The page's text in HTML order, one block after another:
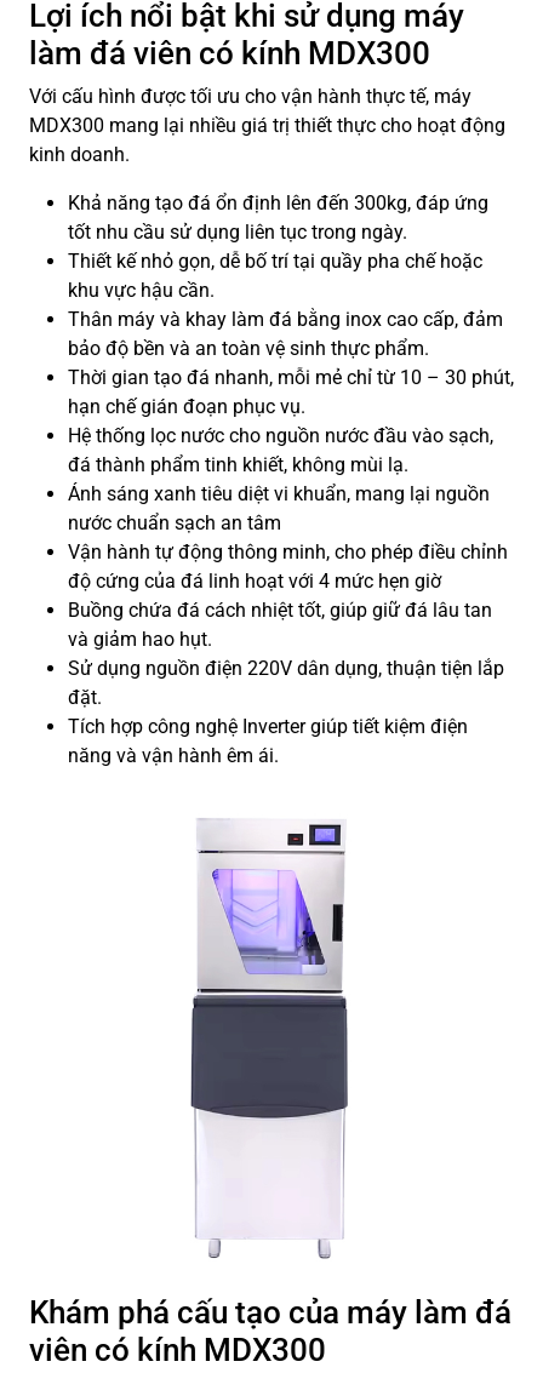
Lợi ích nổi bật khi sử dụng máy
làm đá viên có kính MDX300
Với cấu hình được tối ưu cho vận hành thực tế, máy
MDX300 mang lại nhiều giá trị thiết thực cho hoạt động
kinh doanh.
Khả năng tạo đá ổn định lên đến 300kg, đáp ứng
tốt nhu cầu sử dụng liên tục trong ngày.
Thiết kế nhỏ gọn, dễ bố trí tại quầy pha chế hoặc
khu vực hậu cần.
Thân máy và khay làm đá bằng inox cao cấp, đảm
bảo độ bền và an toàn vệ sinh thực phẩm.
Thời gian tạo đá nhanh, mỗi mẻ chỉ từ 10 – 30 phút,
hạn chế gián đoạn phục vụ.
Hệ thống lọc nước cho nguồn nước đầu vào sạch,
đá thành phẩm tinh khiết, không mùi lạ.
Ánh sáng xanh tiêu diệt vi khuẩn, mang lại nguồn
nước chuẩn sạch an tâm
Vận hành tự động thông minh, cho phép điều chỉnh
độ cứng của đá linh hoạt với 4 mức hẹn giờ
Buồng chứa đá cách nhiệt tốt, giúp giữ đá lâu tan
và giảm hao hụt.
Sử dụng nguồn điện 220V dân dụng, thuận tiện lắp
đặt.
Tích hợp công nghệ Inverter giúp tiết kiệm điện
năng và vận hành êm ái.
Khám phá cấu tạo của máy làm đá
viên có kính MDX300